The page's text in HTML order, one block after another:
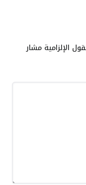
الإلزامية مشار